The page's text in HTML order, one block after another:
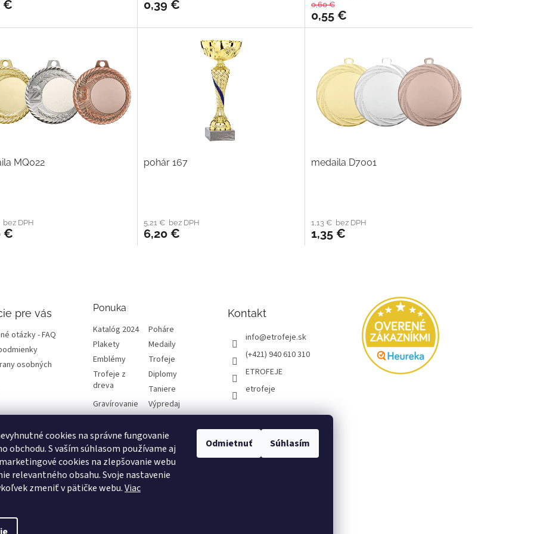
cookies na správne fungovanie
obchodu. S vaším súhlasom používame aj
cookies na zlepšovanie webu
relevantného obsahu. Svoje nastavenie
zmeniť v pätičke webu.Viac
Odmietnuť Súhlasím
€ 0,39 €
0,60 €
0,55 €
MQ022
DPH
€
pohár 167
5,21 € bez DPH
6,20 €
medaila D7001
1,13 € bez DPH
1,35 €
pre vás
otázky - FAQ
osobných
a dôležité
odstúpenie
reklamácie
Ponuka
Katalóg 2024
Poháre
Plakety
Medaily
Emblémy
Trofeje
Trofeje z
dreva
Diplomy
Taniere
Výpredaj
Gravírovanie
Kontakt
info@etrofeje.sk
(+421) 940 610 310
ETROFEJE
etrofeje